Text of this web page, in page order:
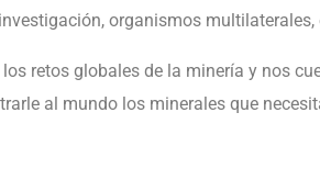
organismos multilaterales,
retos globales de la minería y nos
al mundo los minerales que